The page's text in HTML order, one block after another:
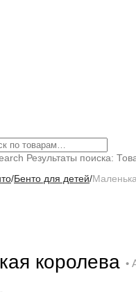
Результаты поиска:
/Бенто для детей/
королева •